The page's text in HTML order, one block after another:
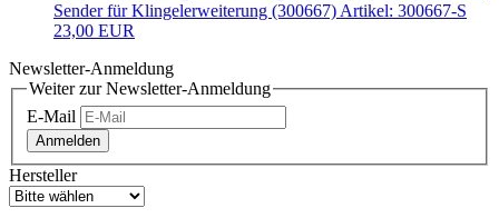
Sender für Klingelerweiterung (300667) Artikel: 300667-S
23,00 EUR
Newsletter-Anmeldung
Weiter zur Newsletter-Anmeldung
E-Mail
Anmelden
Hersteller